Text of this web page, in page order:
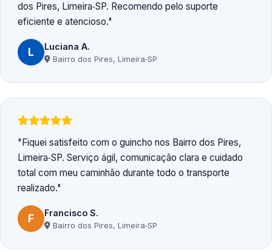
dos Pires, Limeira‑SP. Recomendo pelo suporte
eficiente e atencioso.
L Luciana A.
Bairro dos Pires, Limeira‑SP
Fiquei satisfeito com o guincho nos Bairro dos Pires,
Limeira‑SP. Serviço ágil, comunicação clara e cuidado
total com meu caminhão durante todo o transporte
realizado.
F Francisco S.
Bairro dos Pires, Limeira‑SP